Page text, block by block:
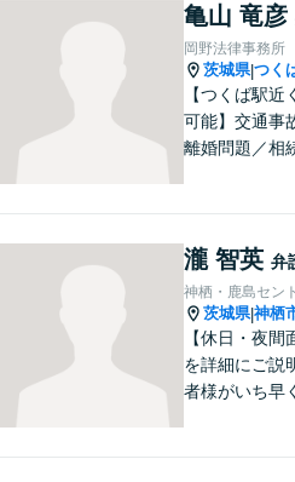
し、解決へと
す。お気軽に
い。【メール
亀山 竜彦
岡野法律事務所
茨城県|つく
【つくば駅
可能】交通事
離婚問題／相
実現するため
たします。お
ださい。
瀧 智英 弁
神栖・鹿島セン
茨城県|神栖
【休日・夜間
を詳細にご説
者様がいち早